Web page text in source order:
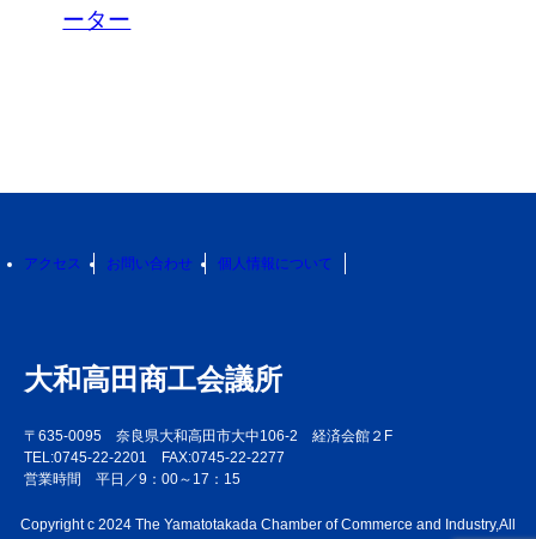
ーター
アクセス お問い合わせ 個人情報について
大和高田商工会議所
〒635-0095 奈良県大和高田市大中106-2 経済会館２F
TEL:0745-22-2201 FAX:0745-22-2277
営業時間 平日／9：00～17：15
Copyright c 2024 The Yamatotakada Chamber of Commerce and Industry,All